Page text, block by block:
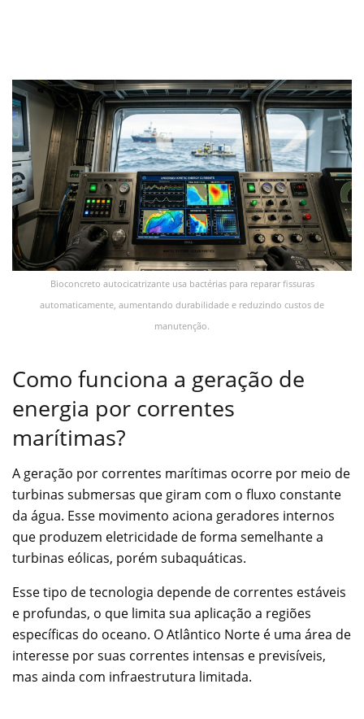
Bioconcreto autocicatrizante usa bactérias para reparar fissuras
automaticamente, aumentando durabilidade e reduzindo custos de
manutenção.
Como funciona a geração de
energia por correntes
marítimas?
A geração por correntes marítimas ocorre por meio de
turbinas submersas que giram com o fluxo constante
da água. Esse movimento aciona geradores internos
que produzem eletricidade de forma semelhante a
turbinas eólicas, porém subaquáticas.
Esse tipo de tecnologia depende de correntes estáveis
e profundas, o que limita sua aplicação a regiões
específicas do oceano. O Atlântico Norte é uma área de
interesse por suas correntes intensas e previsíveis,
mas ainda com infraestrutura limitada.